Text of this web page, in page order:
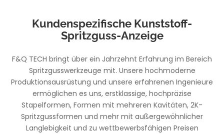
Kundenspezifische Kunststoff-
Spritzguss-Anzeige
F&Q TECH bringt über ein Jahrzehnt Erfahrung im Bereich
Spritzgusswerkzeuge mit. Unsere hochmoderne
Produktionsausrüstung und unsere erfahrenen Ingenieure
ermöglichen es uns, erstklassige, hochpräzise
Stapelformen, Formen mit mehreren Kavitäten, 2K-
Spritzgussformen und mehr mit außergewöhnlicher
Langlebigkeit und zu wettbewerbsfähigen Preisen